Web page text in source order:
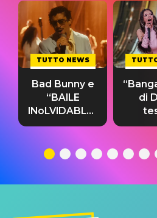
TUTTO NEWS
Bad Bunny e
“BAILE
INoLVIDABLE”:
testo,
significato
di
del